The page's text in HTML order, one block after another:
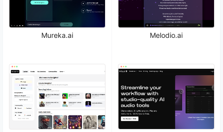
Mureka.ai Melodio.ai